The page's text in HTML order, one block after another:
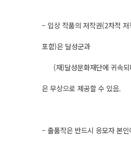
– 입상 작품의 저작권(2차적
포함)은 달성군과
(재)달성문화재단에 귀속되
은 무상으로 제공할 수 있음.
– 출품작은 반드시 응모자 본